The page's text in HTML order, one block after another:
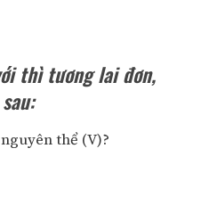
thì tương lai đơn,
thể (V)?